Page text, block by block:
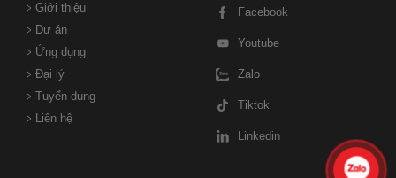
Giới thiệu
Dự án
Ứng dụng
Đại lý
Tuyển dụng
Liên hệ
Facebook
Youtube
Zalo
Tiktok
Linkedin